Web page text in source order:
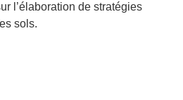
l’élaboration de stratégies
sols.